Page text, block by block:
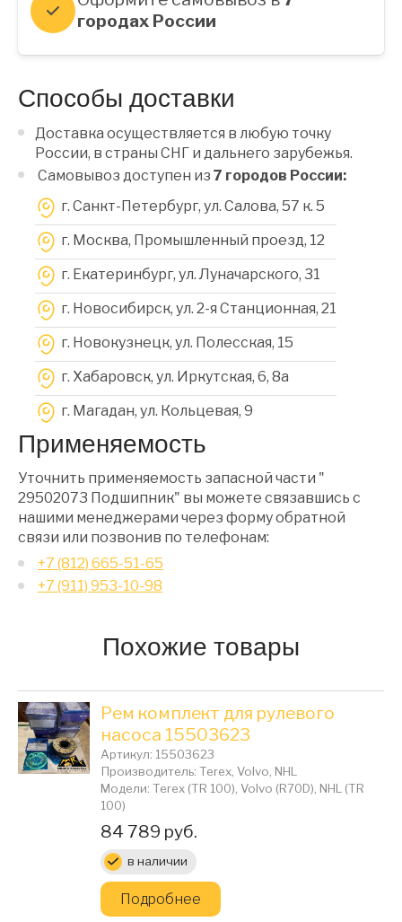
городах России
Способы доставки
Доставка осуществляется в любую точку
России, в страны СНГ и дальнего зарубежья.
Самовывоз доступен из 7 городов России:
г. Санкт-Петербург, ул. Салова, 57 к. 5
г. Москва, Промышленный проезд, 12
г. Екатеринбург, ул. Луначарского, 31
г. Новосибирск, ул. 2-я Станционная, 21
г. Новокузнецк, ул. Полесская, 15
г. Хабаровск, ул. Иркутская, 6, 8a
г. Магадан, ул. Кольцевая, 9
Применяемость
Уточнить применяемость запасной части "
29502073 Подшипник" вы можете связавшись с
нашими менеджерами через форму обратной
связи или позвонив по телефонам:
+7 (812) 665-51-65
+7 (911) 953-10-98
Похожие товары
Рем комплект для рулевого
насоса 15503623
Артикул: 15503623
Производитель: Terex, Volvo, NHL
Модели: Terex (TR 100), Volvo (R70D), NHL (TR
100)
Цена:
84 789 руб.
в наличии
Подробнее